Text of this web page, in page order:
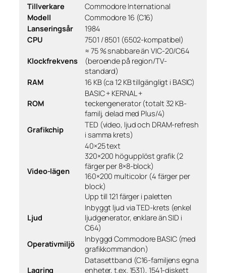
Tillverkare
Commodore International
Modell
Commodore 16 (C16)
Lanseringsår
1984
CPU
7501 / 8501 (6502-kompatibel)
Klockfrekvens
≈ 75 % snabbare än VIC-20/C64
(beroende på region/TV-
standard)
RAM
16 KB (ca 12 KB tillgängligt i BASIC)
ROM
BASIC + KERNAL +
teckengenerator (totalt 32 KB-
familj, delad med Plus/4)
Grafikchip
TED (video, ljud och DRAM-refresh
i samma krets)
Video-lägen
40×25 text
320×200 högupplöst grafik (2
färger per 8×8-block)
160×200 multicolor (4 färger per
block)
Upp till 121 färger i paletten
Ljud
Inbyggt ljud via TED-krets (enkel
ljudgenerator, enklare än SID i
C64)
Operativmiljö
Inbyggd Commodore BASIC (med
grafikkommandon)
Lagring
Datasettband (C16-familjens egna
enheter, t.ex. 1531), 1541-diskett